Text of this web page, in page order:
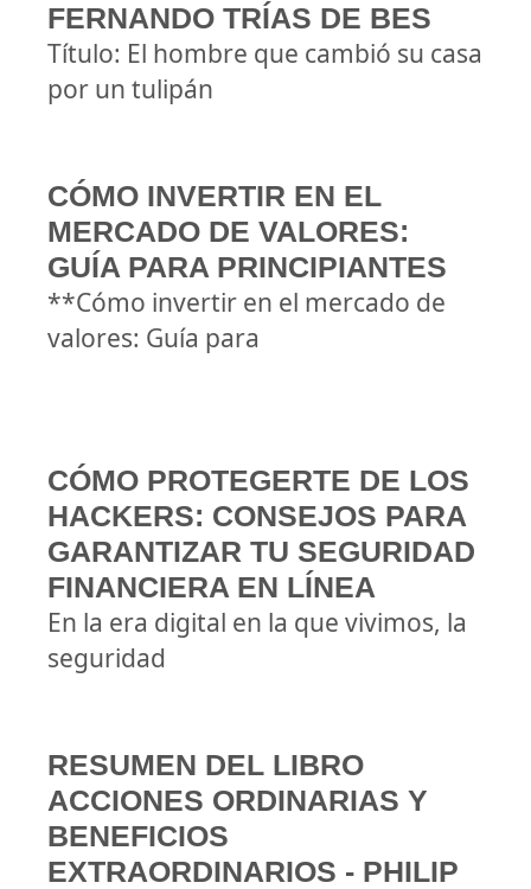
FERNANDO TRÍAS DE BES
Título: El hombre que cambió su casa
por un tulipán
CÓMO INVERTIR EN EL
MERCADO DE VALORES:
GUÍA PARA PRINCIPIANTES
**Cómo invertir en el mercado de
valores: Guía para
CÓMO PROTEGERTE DE LOS
HACKERS: CONSEJOS PARA
GARANTIZAR TU SEGURIDAD
FINANCIERA EN LÍNEA
En la era digital en la que vivimos, la
seguridad
RESUMEN DEL LIBRO
ACCIONES ORDINARIAS Y
BENEFICIOS
EXTRAORDINARIOS - PHILIP